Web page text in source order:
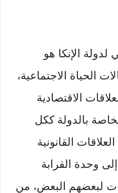
الإنكا هو
الحياة الاجتماعية،
الاقتصادية
بالدولة ككل
القانونية
إلى وحدة القرابة
لبعضهم البعض، من